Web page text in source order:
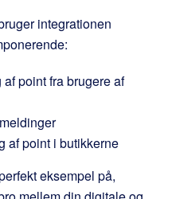
integrationen
point fra brugere af
af point i butikkerne
eksempel på,